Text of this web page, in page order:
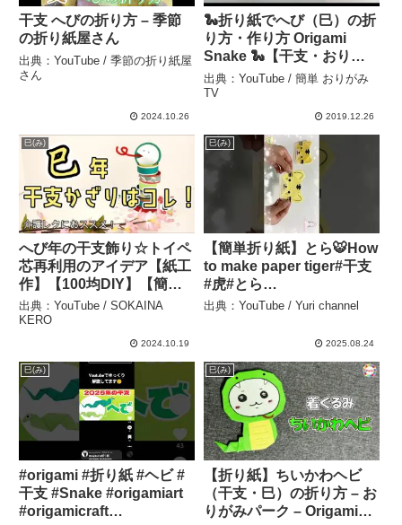
干支 へびの折り方 – 季節
の折り紙屋さん
出典：YouTube / 季節の折り紙屋
さん
2024.10.26
🐍折り紙でへび（巳）の折
り方・作り方 Origami
Snake 🐍【干支・おりが
み】 – 簡単 おりがみTV
出典：YouTube / 簡単 おりがみ
TV
2019.12.26
巳(み)
へび年の干支飾り☆トイペ
芯再利用のアイデア【紙工
作】【100均DIY】【簡単
工作】#100均 #daiso #diy
#レクリエーション #デイ
サービス #折り紙 #新年 #
KERO
出典：YouTube / SOKAINA
KERO
2024.10.19
巳(み)
【簡単折り紙】とら🐯How
to make paper tiger#干支
#虎#とら
#tiger#चीता#tigre#тигр#เสื
#おりがみ#origami#摺紙 –
出典：YouTube / Yuri channel
2025.08.24
巳(み)
#origami #折り紙 #ヘビ #
干支 #Snake #origamiart
#origamicraft
巳(み)
【折り紙】ちいかわヘビ
（干支・巳）の折り方 – お
りがみパーク – Origami